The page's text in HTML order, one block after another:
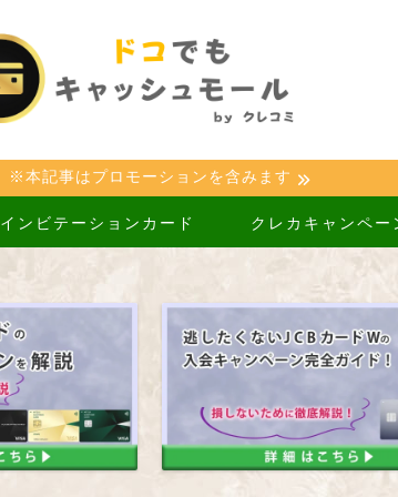
※本記事はプロモーションを含みます
インビテーションカード クレカキャンペー